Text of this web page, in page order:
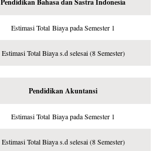
Pendidikan Bahasa dan Sastra Indonesia
Estimasi Total Biaya pada Semester 1
Estimasi Total Biaya s.d selesai (8 Semester)
Pendidikan Akuntansi
Estimasi Total Biaya pada Semester 1
Estimasi Total Biaya s.d selesai (8 Semester)